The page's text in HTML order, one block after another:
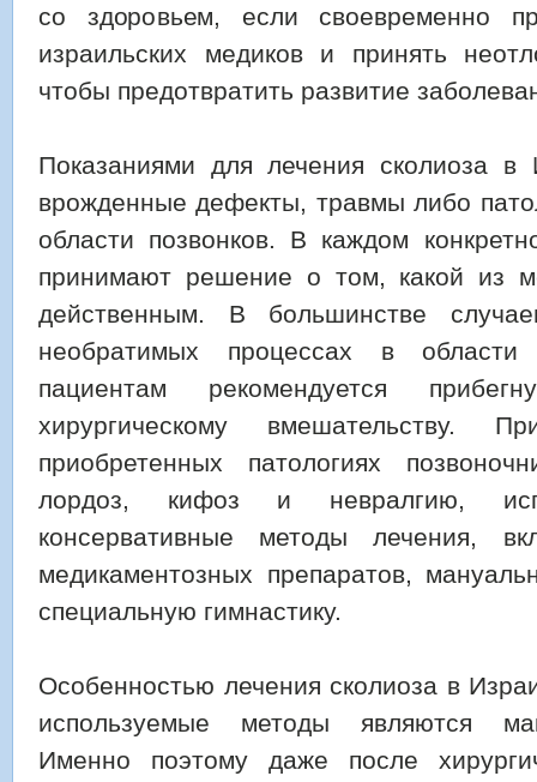
со здоровьем, если своевременно
израильских медиков и принять
чтобы предотвратить развитие
Показаниями для лечения сколиоза в
врожденные дефекты, травмы либо
области позвонков. В каждом
принимают решение о том, какой из
действенным. В большинстве
необратимых процессах в области
пациентам рекомендуется
хирургическому вмешательству.
приобретенных патологиях
лордоз, кифоз и невралгию,
консервативные методы лечения,
медикаментозных препаратов,
специальную гимнастику.
Особенностью лечения сколиоза в
используемые методы являются
Именно поэтому даже после